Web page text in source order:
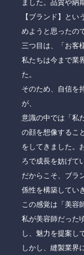
ました。品質や納
【ブランド】と
めようと思ったの
三つ目は、「お客
私たちは今まで業
た。
そのため、自信を
が、
意識の中では 「
の顔を想像するこ
をしてきました。
ろで成長を妨げて
だからこそ、ブラ
係性を構築してい
この感覚は「美容
私が美容師だった
し、魅力を提案し
しかし、縫製業界